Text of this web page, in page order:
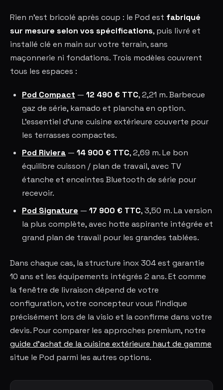
Rien n'est bricolé après coup : le Pod est fabriqué
sur mesure selon vos spécifications, puis livré et
installé clé en main sur votre terrain, sans
maçonnerie ni fondations. Trois modèles couvrent
tous les espaces :
Pod Compact — 12 490 € TTC, 2,21 m. Barbecue
gaz de série, kamado et plancha en option.
L'essentiel d'une cuisine extérieure couverte pour
les terrasses compactes.
Pod Riviera — 14 900 € TTC, 2,69 m. Le bon
équilibre cuisson / plan de travail, avec TV
étanche et enceintes Bluetooth de série pour
recevoir.
Pod Signature — 17 900 € TTC, 3,50 m. La version
la plus complète, avec hotte aspirante intégrée et
grand plan de travail pour les grandes tablées.
Dans chaque cas, la structure inox 304 est garantie
10 ans et les équipements intégrés 2 ans. Et comme
la fenêtre de livraison dépend de votre
configuration, votre concepteur vous l'indique
précisément lors de la visio et la confirme dans votre
devis. Pour comparer les approches premium, notre
guide d'achat de la cuisine extérieure haut de gamme
situe le Pod parmi les autres options.